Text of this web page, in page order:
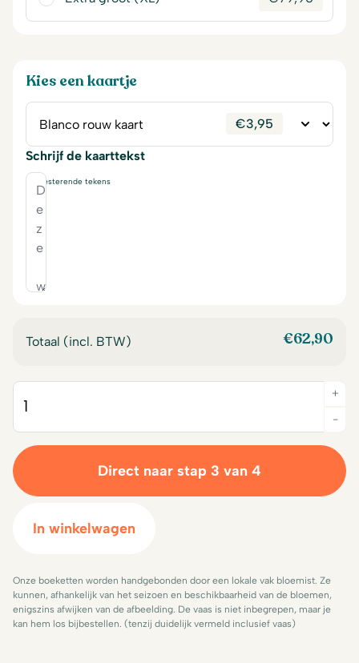
Kies een kaartje
€3,95
Schrijf de kaarttekst
resterende tekens
Totaal (incl. BTW) €62,90
-
+
Direct naar stap 3 van 4
In winkelwagen
Onze boeketten worden handgebonden door een lokale vak bloemist. Ze
kunnen, afhankelijk van het seizoen en beschikbaarheid van de bloemen,
enigszins afwijken van de afbeelding. De vaas is niet inbegrepen, maar je
kan hem los bijbestellen. (tenzij duidelijk vermeld inclusief vaas)